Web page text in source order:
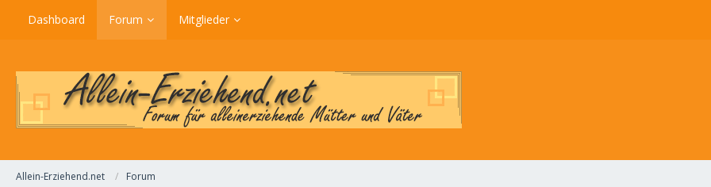
Dashboard Forum Mitglieder
Allein-Erziehend.net Forum